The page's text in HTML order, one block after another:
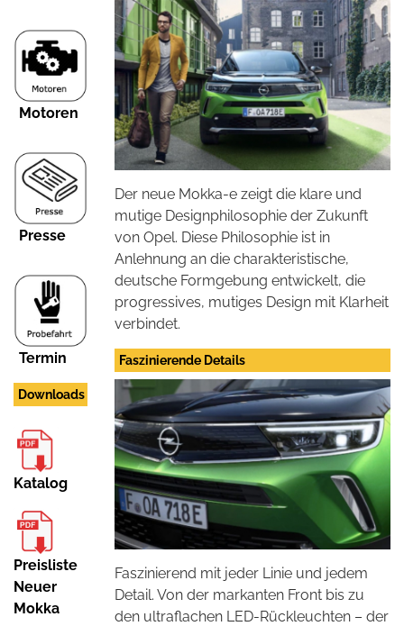
Motoren
Presse
Termin
Downloads
Katalog
Preisliste
Neuer
Mokka
Der neue Mokka-e zeigt die klare und
mutige Designphilosophie der Zukunft
von Opel. Diese Philosophie ist in
Anlehnung an die charakteristische,
deutsche Formgebung entwickelt, die
progressives, mutiges Design mit Klarheit
verbindet.
Faszinierende Details
Faszinierend mit jeder Linie und jedem
Detail. Von der markanten Front bis zu
den ultraflachen LED-Rückleuchten – der